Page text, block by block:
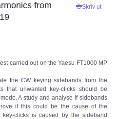
Skriv ut
from
carried out on the Yaesu FT1000 MP
the CW keying sidebands from the
that unwanted key-clicks should be
A study and analyse if sidebands
if this could be the cause of the
clicks is caused by the sideband